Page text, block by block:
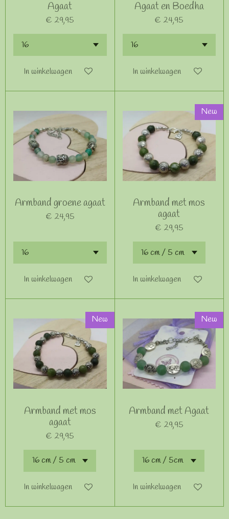
Agaat
€ 29,95
In winkelwagen
Agaat en Boedha
€ 24,95
In winkelwagen
Armband groene agaat
€ 24,95
In winkelwagen
New
Armband met mos
agaat
€ 29,95
In winkelwagen
New
Armband met mos
agaat
€ 29,95
In winkelwagen
New
Armband met Agaat
€ 29,95
In winkelwagen